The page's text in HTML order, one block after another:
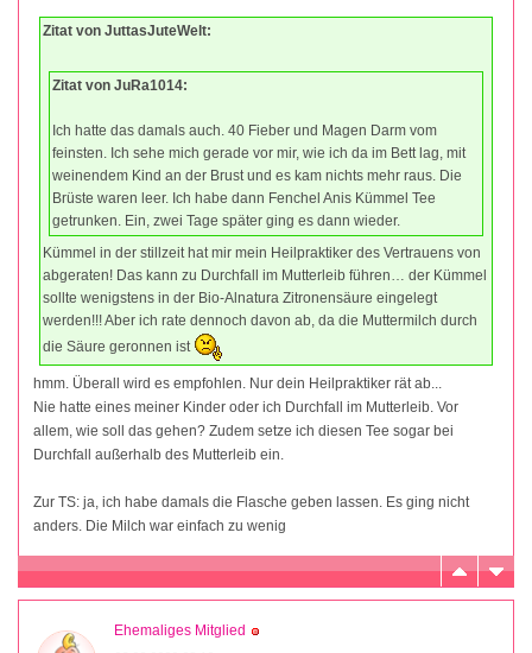
Zitat von JuttasJuteWelt:
Zitat von JuRa1014:
Ich hatte das damals auch. 40 Fieber und Magen Darm vom
feinsten. Ich sehe mich gerade vor mir, wie ich da im Bett lag, mit
weinendem Kind an der Brust und es kam nichts mehr raus. Die
Brüste waren leer. Ich habe dann Fenchel Anis Kümmel Tee
getrunken. Ein, zwei Tage später ging es dann wieder.
Kümmel in der stillzeit hat mir mein Heilpraktiker des Vertrauens von
abgeraten! Das kann zu Durchfall im Mutterleib führen… der Kümmel
sollte wenigstens in der Bio-Alnatura Zitronensäure eingelegt
werden!!! Aber ich rate dennoch davon ab, da die Muttermilch durch
die Säure geronnen ist
hmm. Überall wird es empfohlen. Nur dein Heilpraktiker rät ab...
Nie hatte eines meiner Kinder oder ich Durchfall im Mutterleib. Vor
allem, wie soll das gehen? Zudem setze ich diesen Tee sogar bei
Durchfall außerhalb des Mutterleib ein.
Zur TS: ja, ich habe damals die Flasche geben lassen. Es ging nicht
anders. Die Milch war einfach zu wenig
Ehemaliges Mitglied